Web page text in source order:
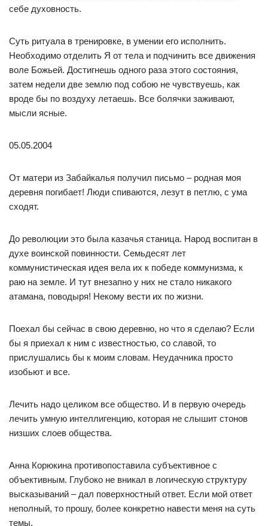
себе духовность.
Суть ритуала в тренировке, в умении его исполнить.
Необходимо отделить Я от тела и подчинить все движения
воле Божьей. Достигнешь одного раза этого состояния,
затем недели две землю под собою не чувствуешь, как
вроде бы по воздуху летаешь. Все болячки заживают,
мысли ясные.
05.05.2004
От матери из Забайкалья получил письмо – родная моя
деревня погибает! Люди спиваются, лезут в петлю, с ума
сходят.
До революции это была казачья станица. Народ воспитан в
духе воинской повинности. Семьдесят лет
коммунистическая идея вела их к победе коммунизма, к
раю на земле. И тут внезапно у них не стало никакого
атамана, поводыря! Некому вести их по жизни.
Поехал бы сейчас в свою деревню, но что я сделаю? Если
бы я приехал к ним с известностью, со славой, то
прислушались бы к моим словам. Неудачника просто
изобьют и все.
Лечить надо целиком все общество. И в первую очередь
лечить умную интеллигенцию, которая не слышит стонов
низших слоев общества.
Анна Корюкина противопоставила субъективное с
объективным. Глубоко не вникал в логическую структуру
высказываний – дал поверхностный ответ. Если мой ответ
неполный, то прошу, более конкретно навести меня на суть
темы.